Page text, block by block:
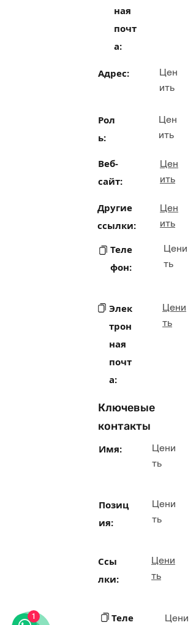
ная
почт
а:
Адрес:
Цен
ить
Рол
ь:
Цен
ить
Веб-
сайт:
Цен
ить
Другие
ссылки:
Цен
ить
Теле
фон:
Цени
ть
Элек
трон
ная
почт
а:
Цени
ть
Ключевые
контакты
Имя:
Цени
ть
Позиц
ия:
Цени
ть
Ссы
лки:
Цени
ть
Теле
Цени
1